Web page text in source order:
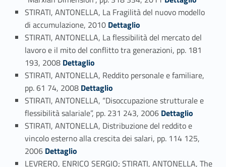
STIRATI, ANTONELLA, La Fragilità del nuovo modello
di accumulazione, 2010 Link identifier #identifier_person_147941-98
Dettaglio
STIRATI, ANTONELLA, La flessibilità del mercato del
lavoro e il mito del conflitto tra generazioni, pp. 181
193, 2008 Link identifier #identifier_person_1542-99
Dettaglio
STIRATI, ANTONELLA, Reddito personale e familiare,
pp. 61 74, 2008 Link identifier #identifier_person_19854-100
Dettaglio
STIRATI, ANTONELLA, “Disoccupazione strutturale e
flessibilità salariale”, pp. 231 243, 2006 Link identifier #identifier_person_79565-101
Dettaglio
STIRATI, ANTONELLA, Distribuzione del reddito e
vincolo esterno alla crescita dei salari, pp. 114 125,
2006 Link identifier #identifier_person_24473-102
Dettaglio
LEVRERO, ENRICO SERGIO; STIRATI, ANTONELLA, The